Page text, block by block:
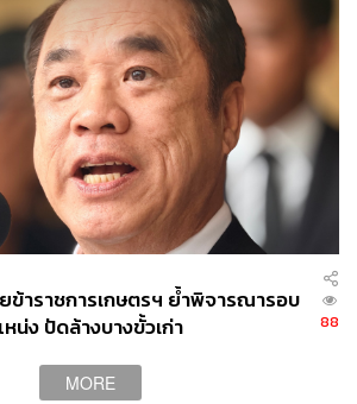
ข้าราชการเกษตรฯ ย้ำพิจารณารอบ
น่ง ปัดล้างบางขั้วเก่า
88
MORE